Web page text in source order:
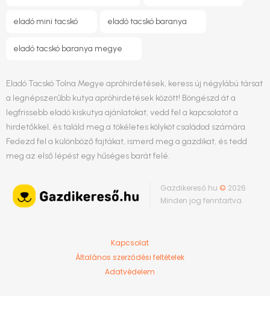
eladó mini tacskó eladó tacskó baranya
eladó tacskó baranya megye
Eladó Tacskó Tolna Megye apróhirdetések, keress új négylábú társat
a legnépszerűbb kutya apróhirdetések között! Böngészd át a
legfrissebb eladó kiskutya ajánlatokat, vedd fel a kapcsolatot a
hirdetőkkel, és találd meg a tökéletes kölyköt családod számára.
Fedezd fel a különböző fajtákat, ismerd meg a gazdikat, és tedd
meg az első lépést egy hűséges barát felé.
Gazdikereső.hu © 2026
Minden jog fenntartva.
Kapcsolat
Általános szerződési feltételek
Adatvédelem